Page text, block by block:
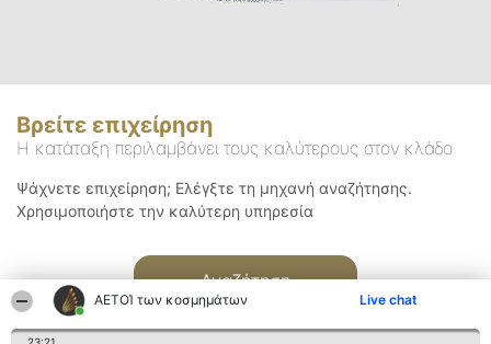
ΑΕΤΟΊ των κοσμημάτων Live chat
Βρείτε επιχείρηση
Η κατάταξη περιλαμβάνει τους καλύτερους στον κλάδο
Ψάχνετε επιχείρηση; Ελέγξτε τη μηχανή αναζήτησης.
Χρησιμοποιήστε την καλύτερη υπηρεσία
Αναζήτηση